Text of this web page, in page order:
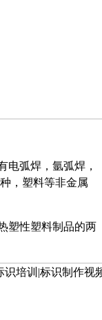
电弧焊，氩弧焊，
，塑料等非金属
塑性塑料制品的两